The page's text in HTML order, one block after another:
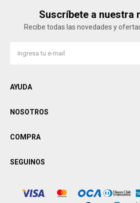
Suscríbete a nuestra
Recibe todas las novedades y
AYUDA
NOSOTROS
COMPRA
SEGUINOS